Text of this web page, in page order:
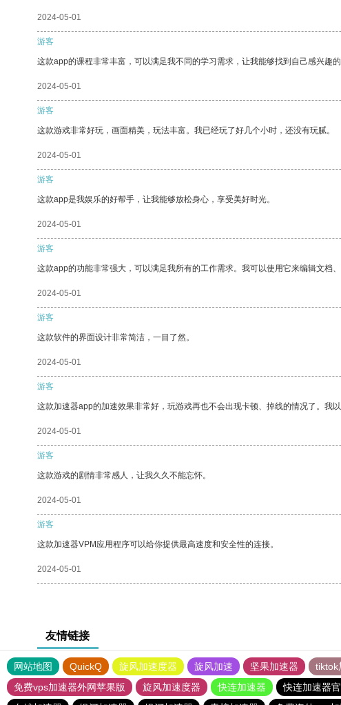
2024-05-01
游客
这款app的课程非常丰富，可以满足我不同的学习需求，让我能够找到自己感兴趣的
2024-05-01
游客
这款游戏非常好玩，画面精美，玩法丰富。我已经玩了好几个小时，还没有玩腻。
2024-05-01
游客
这款app是我娱乐的好帮手，让我能够放松身心，享受美好时光。
2024-05-01
游客
这款app的功能非常强大，可以满足我所有的工作需求。我可以使用它来编辑文档
2024-05-01
游客
这款软件的界面设计非常简洁，一目了然。
2024-05-01
游客
这款加速器app的加速效果非常好，玩游戏再也不会出现卡顿、掉线的情况了。我
2024-05-01
游客
这款游戏的剧情非常感人，让我久久不能忘怀。
2024-05-01
游客
这款加速器VPM应用程序可以给你提供最高速度和安全性的连接。
2024-05-01
友情链接
网站地图 QuickQ 旋风加速度器 旋风加速 坚果加速器 tiktok
免费vps加速器外网苹果版
旋风加速度器 快连加速器 快连加速器